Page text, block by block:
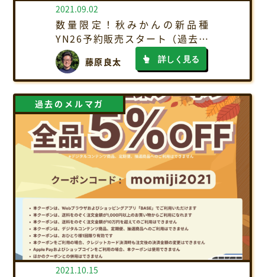
2021.09.02
数量限定！秋みかんの新品種
YN26予約販売スタート（過去の
メルマガ）
藤原良太 詳しく見る
2021.10.15
過去のメルマガ